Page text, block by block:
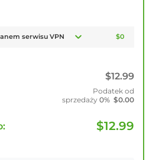
serwisu VPN $0
$12.99
Podatek od
sprzedaży 0% $0.00
$12.99